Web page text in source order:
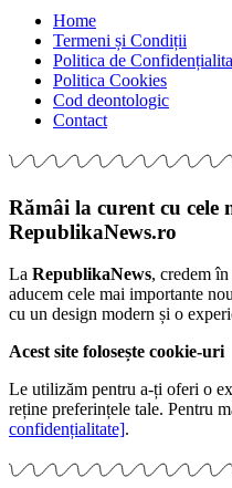
Home
Termeni și Condiții
Politica de
Politica Cookies
Cod deontologic
Contact
Rămâi la curent cu cele
RepublikaNews.ro
La RepublikaNews, credem
aducem cele mai importante
cu un design modern și o
Acest site folosește cookie-uri
Le utilizăm pentru a-ți oferi o
reține preferințele tale. Pentru
confidențialitate].